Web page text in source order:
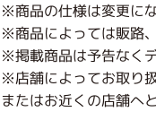
※商品の仕様は変更に
※商品によっては販路
※掲載商品は予告なく
※店舗によってお取り
またはお近くの店舗へ